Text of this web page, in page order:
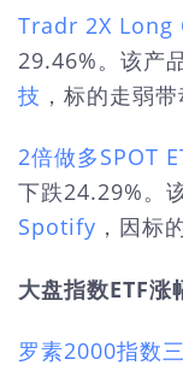
Tradr 2X Long
29.46%。该产
技 ，标的走弱
2倍做多SPOT
下跌24.29%。
Spotify ，因标
大盘指数ETF涨
罗素2000指数